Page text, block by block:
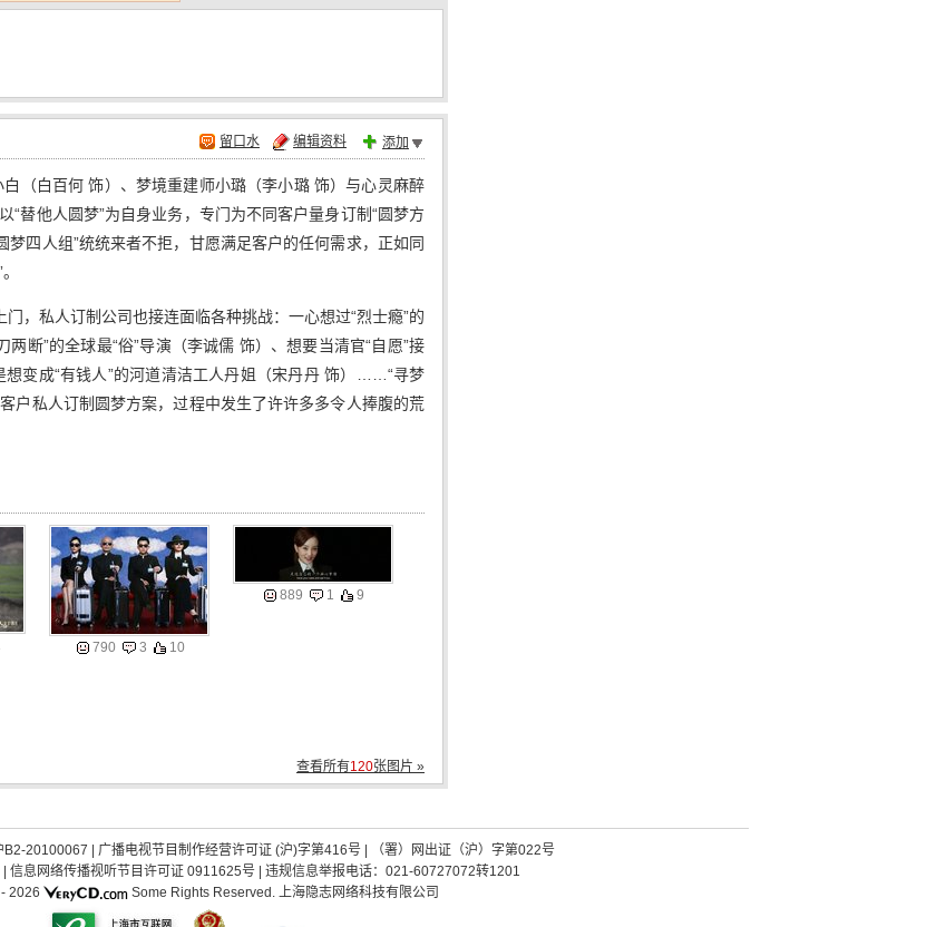
添加
编辑资料
留口水
（白百何 饰）、梦境重建师小璐（李小璐 饰）与心灵麻醉
“替他人圆梦”为自身业务，专门为不同客户量身订制“圆梦方
梦四人组”统统来者不拒，甘愿满足客户的任何需求，正如同
，私人订制公司也接连面临各种挑战：一心想过“烈士瘾”的
断”的全球最“俗”导演（李诚儒 饰）、想要当清官“自愿”接
变成“有钱人”的河道清洁工人丹姐（宋丹丹 饰）……“寻梦
户私人订制圆梦方案，过程中发生了许许多多令人捧腹的荒
790 3 10
889 1 9
查看所有120张图片 »
B2-20100067 广播电视节目制作经营许可证 (沪)字第416号| （署）网出证（沪）字第022号
| 信息网络传播视听节目许可证 0911625号| 违规信息举报电话：021-60727072转1201
2026 Some Rights Reserved.上海隐志网络科技有限公司